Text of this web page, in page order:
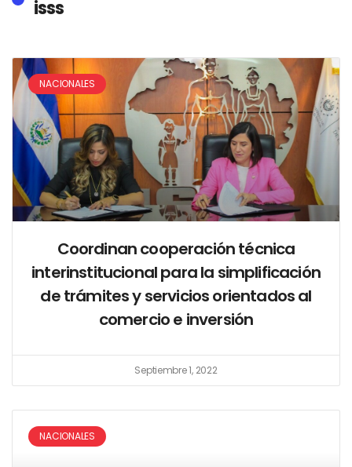
isss
NACIONALES
Coordinan cooperación técnica
interinstitucional para la simplificación
de trámites y servicios orientados al
comercio e inversión
Septiembre 1, 2022
NACIONALES